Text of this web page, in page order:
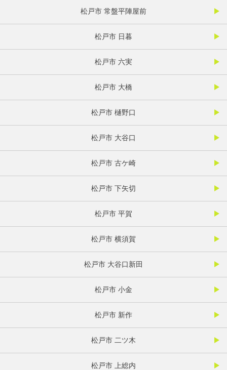
松戸市 常盤平陣屋前
松戸市 日暮
松戸市 六実
松戸市 大橋
松戸市 樋野口
松戸市 大谷口
松戸市 古ケ崎
松戸市 下矢切
松戸市 平賀
松戸市 横須賀
松戸市 大谷口新田
松戸市 小金
松戸市 新作
松戸市 二ツ木
松戸市 上総内